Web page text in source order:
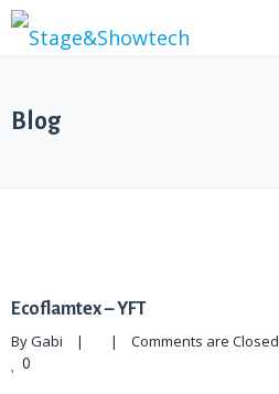
Blog
Ecoflamtex – YFT
By Gabi | | Comments are Closed
0